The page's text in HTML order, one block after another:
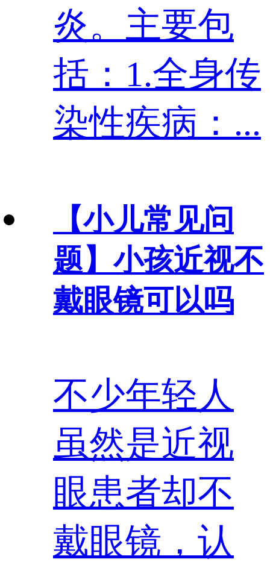
炎。主要包
括：1.全身传
染性疾病：...
【小儿常见问
题】小孩近视不
戴眼镜可以吗
不少年轻人
虽然是近视
眼患者却不
戴眼镜，认